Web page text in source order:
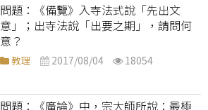
《備覽》入寺法式說「先出文
意」；出寺法說「出要之期」，請問何
意？
教理 2017/08/04 18054
《廣論》中，宗大師所說：最極